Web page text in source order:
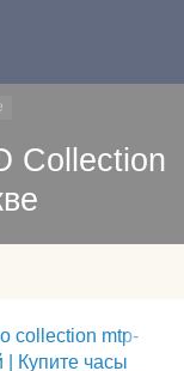
Collection